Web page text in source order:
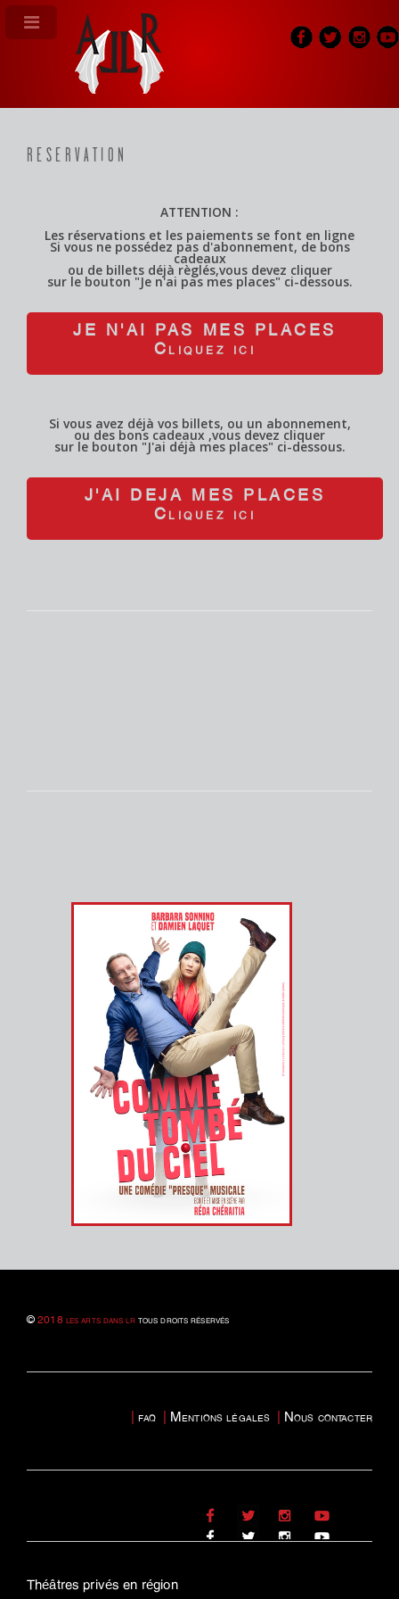
RESERVATION
ATTENTION :
Les réservations et les paiements se font en ligne
Si vous ne possédez pas d'abonnement, de bons
cadeaux
ou de billets déjà règlés,vous devez cliquer
sur le bouton "Je n'ai pas mes places" ci-dessous.
JE N'AI PAS MES PLACES
Cliquez ici
Si vous avez déjà vos billets, ou un abonnement,
ou des bons cadeaux ,vous devez cliquer
sur le bouton "J'ai déjà mes places" ci-dessous.
J'AI DEJA MES PLACES
Cliquez ici
©2018 les arts dans lrtous droits réservés
faq Mentions légales Nous contacter
Théâtres privés en région